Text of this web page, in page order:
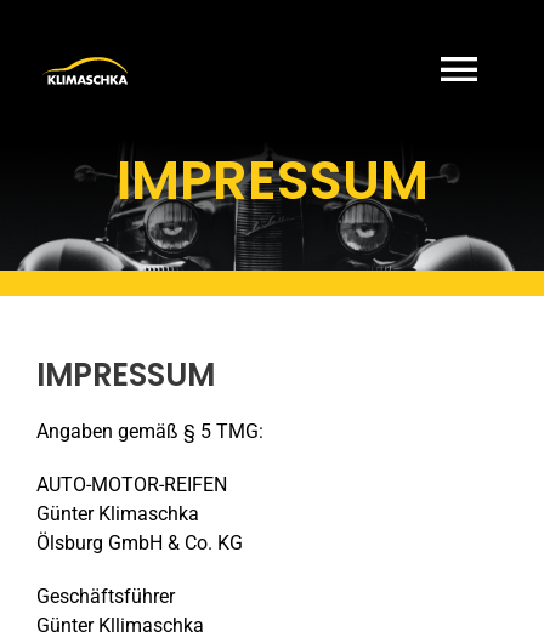
Über uns
Karriere
IMPRESSUM
IMPRESSUM
Angaben gemäß § 5 TMG:
AUTO-MOTOR-REIFEN
Günter Klimaschka
Ölsburg GmbH & Co. KG
Geschäftsführer
Günter Kllimaschka